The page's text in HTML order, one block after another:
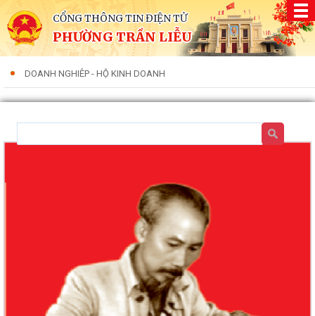
CỔNG THÔNG TIN ĐIỆN TỬ
PHƯỜNG TRẦN LIỄU
DOANH NGHIÊP - HỘ KINH DOANH